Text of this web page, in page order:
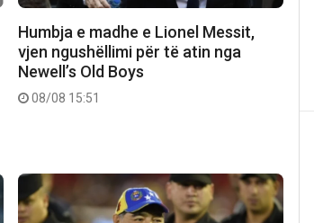
Humbja e madhe e Lionel Messit,
vjen ngushëllimi për të atin nga
Newell’s Old Boys
08/08 15:51